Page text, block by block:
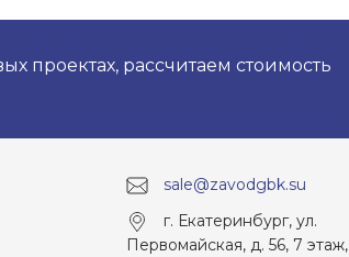
проектах, рассчитаем стоимость
sale@zavodgbk.su
г. Екатеринбург, ул.
Первомайская, д. 56, 7 этаж,